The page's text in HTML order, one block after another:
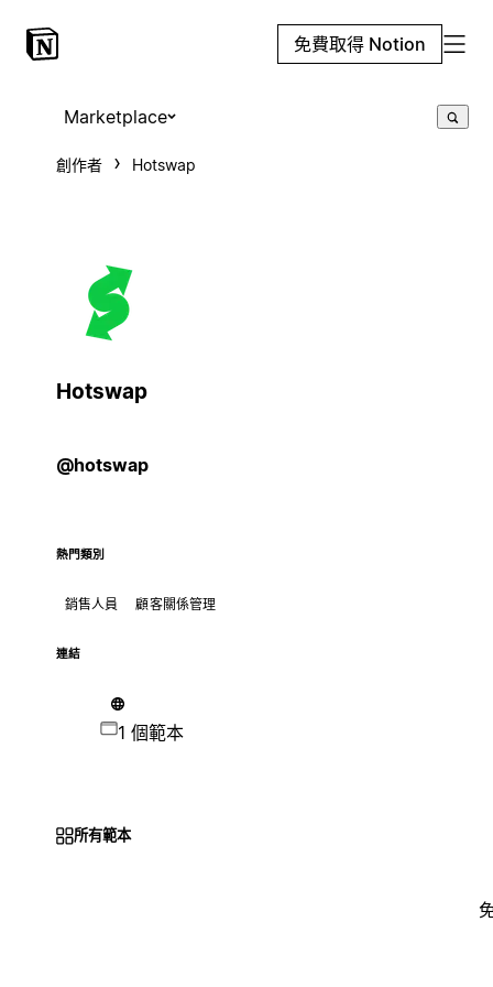
免費取得 Notion
Marketplace
創作者 Hotswap
Hotswap
@hotswap
熱門類別
銷售人員 顧客關係管理
連結
1 個範本
所有範本